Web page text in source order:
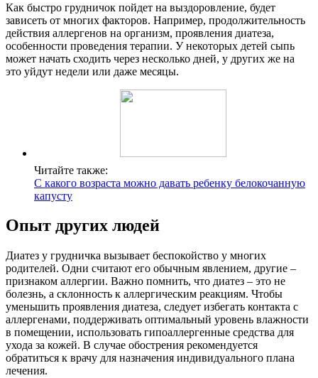
Как быстро грудничок пойдет на выздоровление, будет
зависеть от многих факторов. Например, продолжительность
действия аллергенов на организм, проявления диатеза,
особенности проведения терапии. У некоторых детей сыпь
может начать сходить через несколько дней, у других же на
это уйдут недели или даже месяцы.
Читайте также:
С какого возраста можно давать ребенку белокочанную
капусту
Опыт других людей
Диатез у грудничка вызывает беспокойство у многих
родителей. Одни считают его обычным явлением, другие –
признаком аллергии. Важно помнить, что диатез – это не
болезнь, а склонность к аллергическим реакциям. Чтобы
уменьшить проявления диатеза, следует избегать контакта с
аллергенами, поддерживать оптимальный уровень влажности
в помещении, использовать гипоаллергенные средства для
ухода за кожей. В случае обострения рекомендуется
обратиться к врачу для назначения индивидуального плана
лечения.